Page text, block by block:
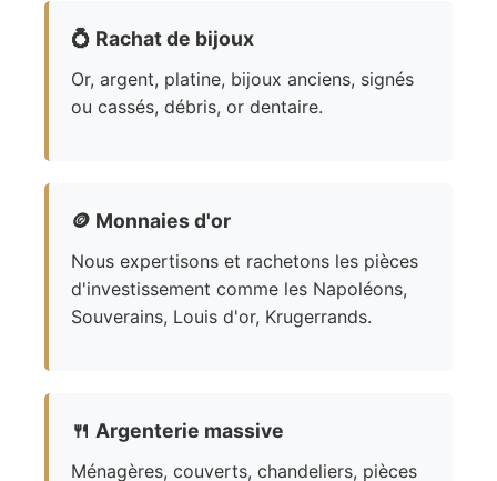
💍 Rachat de bijoux
Or, argent, platine, bijoux anciens, signés
ou cassés, débris, or dentaire.
🪙 Monnaies d'or
Nous expertisons et rachetons les pièces
d'investissement comme les Napoléons,
Souverains, Louis d'or, Krugerrands.
🍴 Argenterie massive
Ménagères, couverts, chandeliers, pièces